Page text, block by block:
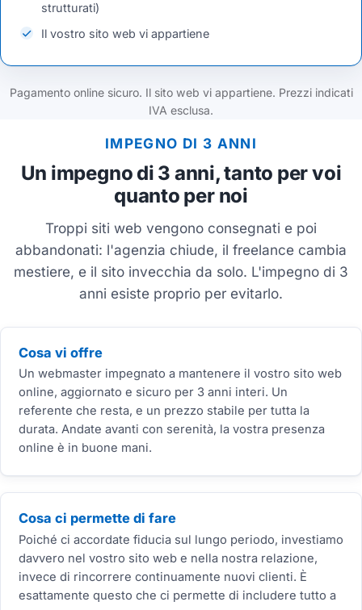
strutturati)
Il vostro sito web vi appartiene
Pagamento online sicuro. Il sito web vi appartiene. Prezzi indicati
IVA esclusa.
IMPEGNO DI 3 ANNI
Un impegno di 3 anni, tanto per voi
quanto per noi
Troppi siti web vengono consegnati e poi
abbandonati: l'agenzia chiude, il freelance cambia
mestiere, e il sito invecchia da solo. L'impegno di 3
anni esiste proprio per evitarlo.
Cosa vi offre
Un webmaster impegnato a mantenere il vostro sito web
online, aggiornato e sicuro per 3 anni interi. Un
referente che resta, e un prezzo stabile per tutta la
durata. Andate avanti con serenità, la vostra presenza
online è in buone mani.
Cosa ci permette di fare
Poiché ci accordate fiducia sul lungo periodo, investiamo
davvero nel vostro sito web e nella nostra relazione,
invece di rincorrere continuamente nuovi clienti. È
esattamente questo che ci permette di includere tutto a